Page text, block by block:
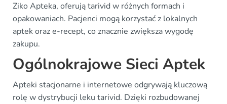
Ziko Apteka, oferują tarivid w różnych formach i
opakowaniach. Pacjenci mogą korzystać z lokalnych
aptek oraz e-recept, co znacznie zwiększa wygodę
zakupu.
Ogólnokrajowe Sieci Aptek
Apteki stacjonarne i internetowe odgrywają kluczową
rolę w dystrybucji leku tarivid. Dzięki rozbudowanej